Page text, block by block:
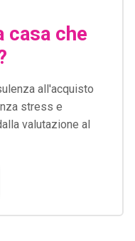
casa che
all'acquisto
stress e
valutazione al